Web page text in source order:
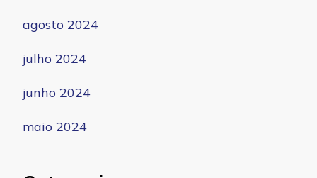
agosto 2024
julho 2024
junho 2024
maio 2024